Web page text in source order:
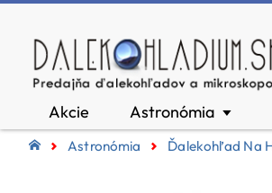
Akcie Astronómia ▼
Astronómia Ďalekohľad Na